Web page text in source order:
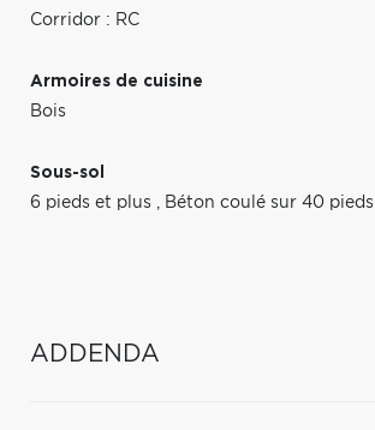
Corridor : RC
Armoires de cuisine
Bois
Sous-sol
6 pieds et plus , Béton coulé sur 40 pieds
ADDENDA